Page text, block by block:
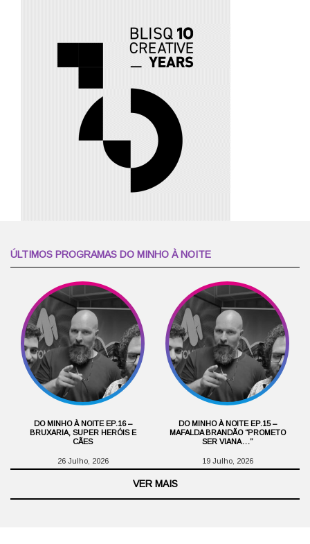
ÚLTIMOS PROGRAMAS DO MINHO À NOITE
DO MINHO À NOITE EP.16 –
BRUXARIA, SUPER HERÓIS E
CÃES
26 Julho, 2026
DO MINHO À NOITE EP.15 –
MAFALDA BRANDÃO “PROMETO
SER VIANA…”
19 Julho, 2026
VER MAIS